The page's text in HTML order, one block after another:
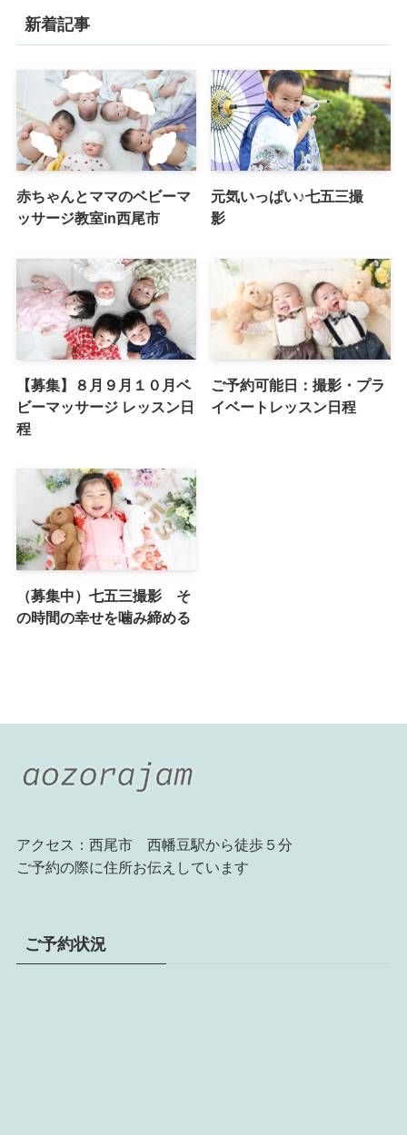
新着記事
赤ちゃんとママのベビーマ
ッサージ教室in西尾市
元気いっぱい♪七五三撮
影
【募集】８月９月１０月ベ
ビーマッサージ レッスン日
程
ご予約可能日：撮影・プラ
イベートレッスン日程
（募集中）七五三撮影 そ
の時間の幸せを噛み締める
アクセス：西尾市 西幡豆駅から徒歩５分
ご予約の際に住所お伝えしています
ご予約状況